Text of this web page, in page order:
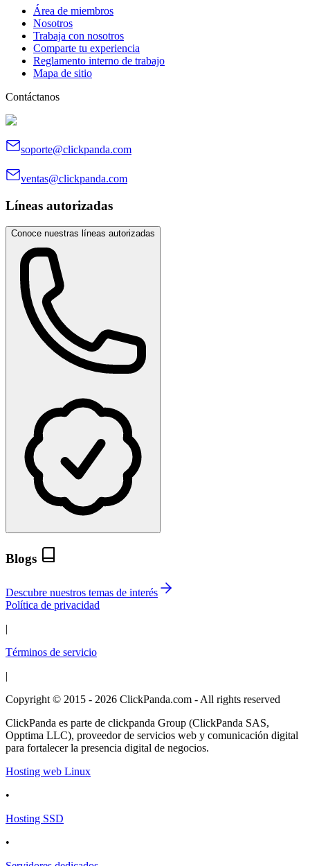
Área de miembros
Nosotros
Trabaja con nosotros
Comparte tu experiencia
Reglamento interno de trabajo
Mapa de sitio
Contáctanos
soporte@clickpanda.com
ventas@clickpanda.com
Líneas autorizadas
Conoce nuestras líneas autorizadas
Blogs
Descubre nuestros temas de interés
Política de privacidad
|
Términos de servicio
|
Copyright © 2015 - 2026 ClickPanda.com - All rights reserved
ClickPanda es parte de clickpanda Group (ClickPanda SAS,
Opptima LLC), proveedor de servicios web y comunicación digital
para fortalecer la presencia digital de negocios.
Hosting web Linux
•
Hosting SSD
•